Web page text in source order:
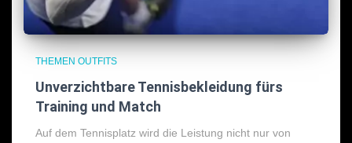
THEMEN OUTFITS
Unverzichtbare Tennisbekleidung fürs
Training und Match
Auf dem Tennisplatz wird die Leistung nicht nur von